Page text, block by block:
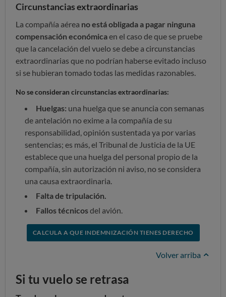
Circunstancias extraordinarias
La compañía aérea no está obligada a pagar ninguna
compensación económicaen el caso de que se pruebe
que la cancelación del vuelo se debe a circunstancias
extraordinarias que no podrían haberse evitado incluso
si se hubieran tomado todas las medidas razonables.
No se consideran circunstancias extraordinarias:
Huelgas: una huelga que se anuncia con semanas
de antelación no exime a la compañía de su
responsabilidad, opinión sustentada ya por varias
sentencias; es más, el Tribunal de Justicia de la UE
establece que una huelga del personal propio de la
compañía, sin autorización ni aviso, no se considera
una causa extraordinaria.
Falta de tripulación.
Fallos técnicosdel avión.
CALCULA A QUE INDEMNIZACIÓN TIENES DERECHO
Volver arriba
Si tu vuelo se retrasa